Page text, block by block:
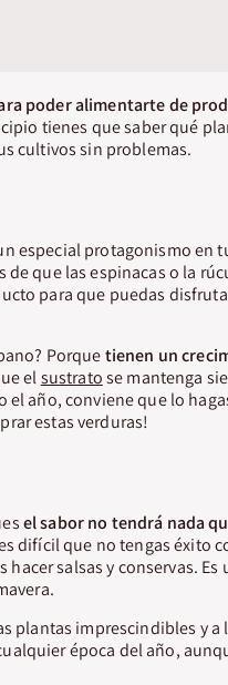
poder alimentarte de
tienes que saber qué
cultivos sin problemas.
especial protagonismo en
de que las espinacas o la
para que puedas
Porquetienen un
elsustratose mantenga
año, conviene que lo
estas verduras!
el sabor no tendrá nada
difícil que no tengas éxito
salsas y conservas. Es
plantas imprescindibles y a
época del año,